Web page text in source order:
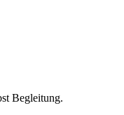
Begleitung.